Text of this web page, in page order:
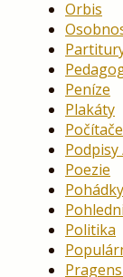
Orbis
Peníze
Plakáty
Počítače
Poezie
Politika